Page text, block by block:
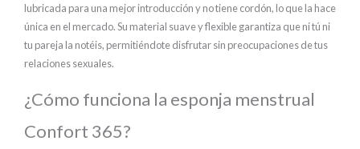
lubricada para una mejor introducción y no tiene cordón, lo que la hace
única en el mercado. Su material suave y flexible garantiza que ni tú ni
tu pareja la notéis, permitiéndote disfrutar sin preocupaciones de tus
relaciones sexuales.
¿Cómo funciona la esponja menstrual
Confort 365?